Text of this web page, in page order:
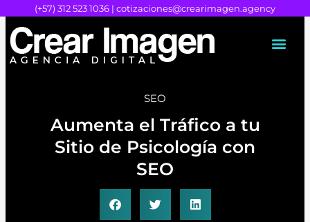
contenido
(+57) 312 523 1036 | cotizaciones@crearimagen.agency
SEO
Aumenta el Tráfico a tu
Sitio de Psicología con
SEO